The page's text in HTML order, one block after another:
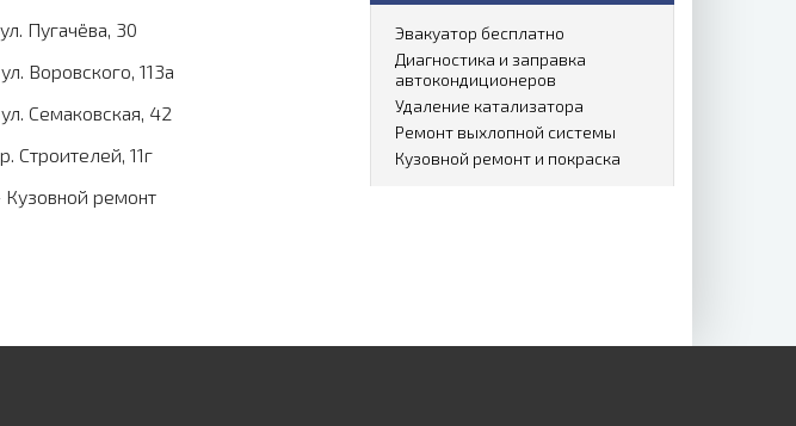
Пугачёва, 30
Воровского, 113а
Семаковская, 42
Строителей, 11г
Кузовной ремонт
Эвакуатор бесплатно
Диагностика и заправка
автокондиционеров
Удаление катализатора
Ремонт выхлопной системы
Кузовной ремонт и покраска